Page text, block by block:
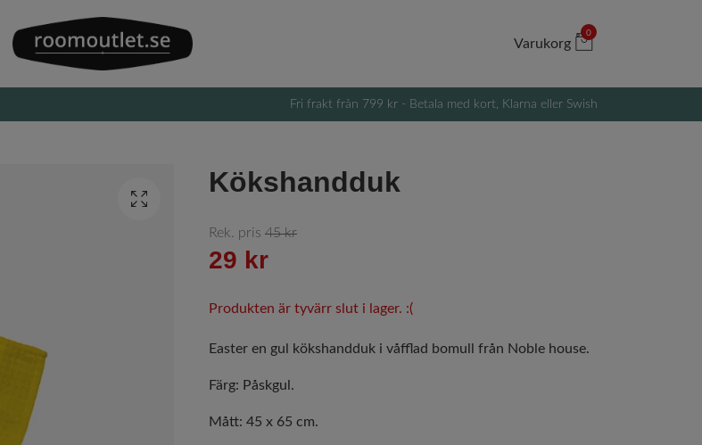
Varukorg
0
Fri frakt från 799 kr - Betala med kort, Klarna eller Swish
Kökshandduk
Rek. pris 45 kr
29 kr
Produkten är tyvärr slut i lager. :(
Easter en gul kökshandduk i våfflad bomull från Noble house.
Färg: Påskgul.
Mått: 45 x 65 cm.